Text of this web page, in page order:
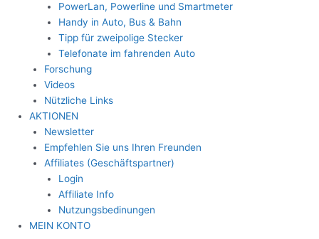
PowerLan, Powerline und Smartmeter
Handy in Auto, Bus & Bahn
Tipp für zweipolige Stecker
Telefonate im fahrenden Auto
Forschung
Videos
Nützliche Links
AKTIONEN
Newsletter
Empfehlen Sie uns Ihren Freunden
Affiliates (Geschäftspartner)
Login
Affiliate Info
Nutzungsbedinungen
MEIN KONTO